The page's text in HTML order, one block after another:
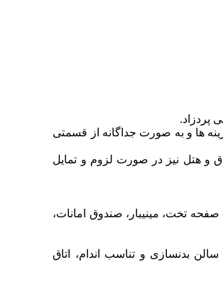
پردزاد.
ها و به صورت جداگانه از قسمتی
و هتل نیز در صورت لزوم و تمایل
تخت، مینیبار، صندوق امانات،
سالن بدنسازی و تناسب اندام، اتاق